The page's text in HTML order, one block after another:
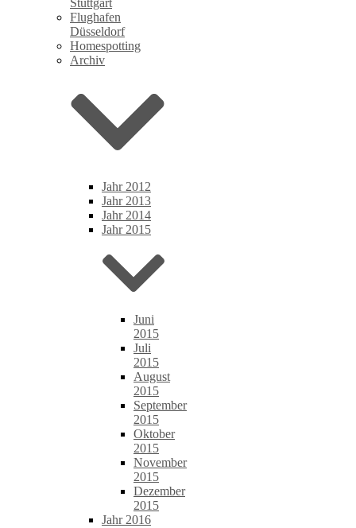
Flughafen
Düsseldorf
Homespotting
Archiv
Jahr 2012
Jahr 2013
Jahr 2014
Jahr 2015
Juni
2015
Juli
2015
August
2015
September
2015
Oktober
2015
November
2015
Dezember
2015
Jahr 2016